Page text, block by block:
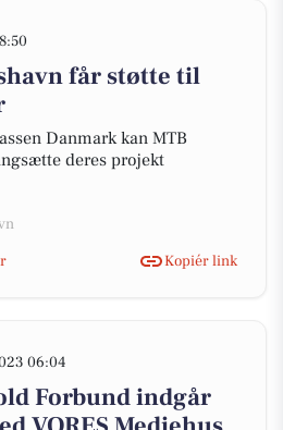
får støtte til
Danmark kan MTB
deres projekt
Kopiér link
06:04
Forbund indgår